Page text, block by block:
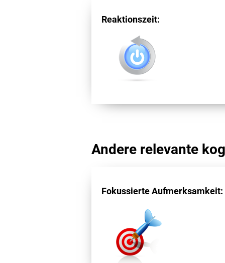
Reaktionszeit:
Andere relevante
Fokussierte Aufmerksamkeit: